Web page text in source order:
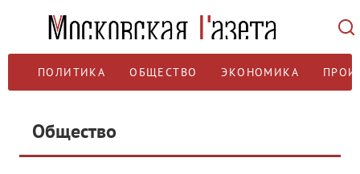
ПОЛИТИКА ОБЩЕСТВО ЭКОНОМИКА
Общество